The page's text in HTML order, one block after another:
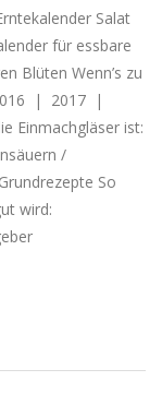
Salat
für essbare
Blüten Wenn’s zu
| 2017 |
Einmachgläser ist:
/
So
wird: